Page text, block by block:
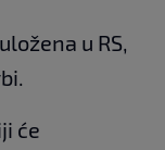
u RS,
će